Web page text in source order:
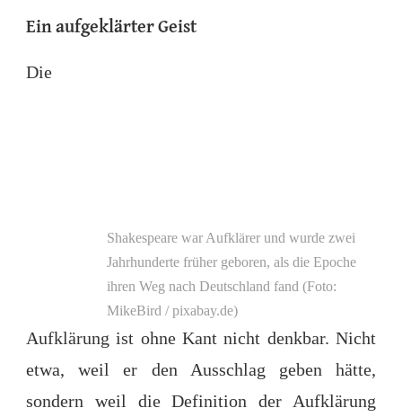
Ein aufgeklärter Geist
Shakespeare war Aufklärer und wurde zwei
Jahrhunderte früher geboren, als die Epoche
ihren Weg nach Deutschland fand (Foto:
MikeBird / pixabay.de)
Die
Aufklärung ist ohne Kant nicht denkbar. Nicht
etwa, weil er den Ausschlag geben hätte,
sondern weil die Definition der Aufklärung